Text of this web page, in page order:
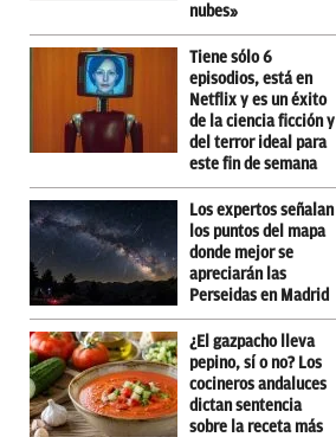
nubes»
Tiene sólo 6
episodios, está en
Netflix y es un éxito
de la ciencia ficción y
del terror ideal para
este fin de semana
Los expertos señalan
los puntos del mapa
donde mejor se
apreciarán las
Perseidas en Madrid
¿El gazpacho lleva
pepino, sí o no? Los
cocineros andaluces
dictan sentencia
sobre la receta más